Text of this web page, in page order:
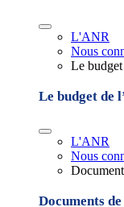
L'ANR
Nous
Le
Le budget de
L'ANR
Nous
Documents